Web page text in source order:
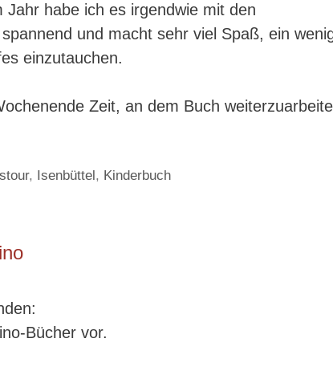
Jahr habe ich es irgendwie mit den
und macht sehr viel Spaß, ein
einzutauchen.
Zeit, an dem Buch
, Isenbüttel, Kinderbuch
Bücher vor.